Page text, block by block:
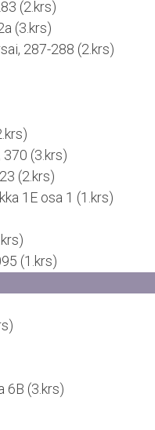
(2.krs)
(3.krs)
287-288 (2.krs)
(3.krs)
(2.krs)
1E osa 1 (1.krs)
(1.krs)
6B (3.krs)